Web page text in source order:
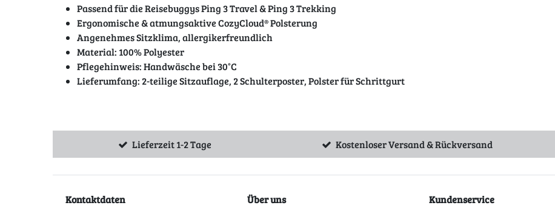
Passend für die Reisebuggys Ping 3 Travel & Ping 3 Trekking
Ergonomische & atmungsaktive CozyCloud® Polsterung
Angenehmes Sitzklima, allergikerfreundlich
Material: 100% Polyester
Pflegehinweis: Handwäsche bei 30°C
Lieferumfang: 2-teilige Sitzauflage, 2 Schulterposter, Polster für Schrittgurt
Lieferzeit 1-2 Tage Kostenloser Versand & Rückversand
Kontaktdaten Über uns Kundenservice